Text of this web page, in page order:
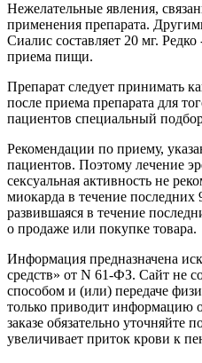
Нежелательные явления,
применения препарата.
Сиалис составляет 20 мг.
приема пищи.
Препарат следует принимать
после приема препарата для
пациентов специальный
Рекомендации по приему,
пациентов. Поэтому лечение
сексуальная активность не
миокарда в течение последних
развившаяся в течение
о продаже или покупке товара.
Информация предназначена
средств» от N 61-ФЗ. Сайт не
способом и (или) передаче
только приводит информацию
заказе обязательно
увеличивает приток крови к